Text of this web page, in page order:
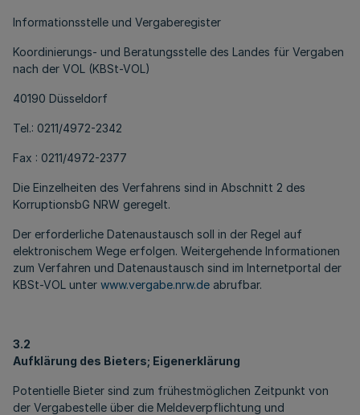
Informationsstelle und Vergaberegister
Koordinierungs- und Beratungsstelle des Landes für Vergaben
nach der VOL (KBSt-VOL)
40190 Düsseldorf
Tel.: 0211/4972-2342
Fax : 0211/4972-2377
Die Einzelheiten des Verfahrens sind in Abschnitt 2 des
KorruptionsbG NRW geregelt.
Der erforderliche Datenaustausch soll in der Regel auf
elektronischem Wege erfolgen. Weitergehende Informationen
zum Verfahren und Datenaustausch sind im Internetportal der
KBSt-VOL unter www.vergabe.nrw.de abrufbar.
3.2
Aufklärung des Bieters; Eigenerklärung
Potentielle Bieter sind zum frühestmöglichen Zeitpunkt von
der Vergabestelle über die Meldeverpflichtung und